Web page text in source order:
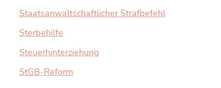
Staatsanwaltschaftlicher Strafbefehl
Sterbehilfe
Steuerhinterziehung
StGB-Reform